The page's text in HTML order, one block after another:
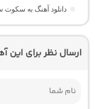
دانلود آهنگ به
ارسال نظر برای این